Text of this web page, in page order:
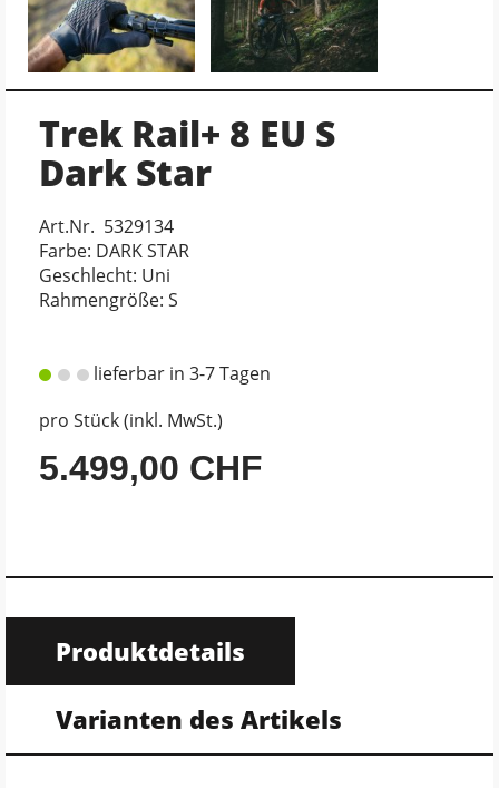
Trek Rail+ 8 EU S
Dark Star
Art.Nr. 5329134
Farbe: DARK STAR
Geschlecht: Uni
Rahmengröße: S
lieferbar in 3-7 Tagen
pro Stück (inkl. MwSt.)
5.499,00 CHF
Produktdetails
Varianten des Artikels